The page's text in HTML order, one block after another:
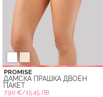
PROMISE
ДАМСКА ПРАШКА ДВОЕН
ПАКЕТ
7.90 €/15.45 ЛВ.